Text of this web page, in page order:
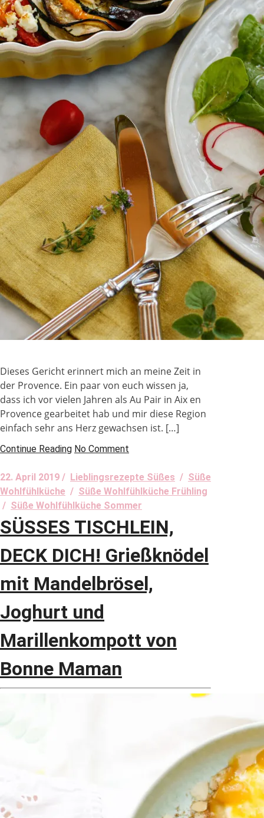
Dieses Gericht erinnert mich an meine Zeit in
der Provence. Ein paar von euch wissen ja,
dass ich vor vielen Jahren als Au Pair in Aix en
Provence gearbeitet hab und mir diese Region
einfach sehr ans Herz gewachsen ist. […]
Continue Reading No Comment
22. April 2019 / Lieblingsrezepte Süßes / Süße
Wohlfühlküche / Süße Wohlfühlküche Frühling
/ Süße Wohlfühlküche Sommer
SÜSSES TISCHLEIN,
DECK DICH! Grießknödel
mit Mandelbrösel,
Joghurt und
Marillenkompott von
Bonne Maman